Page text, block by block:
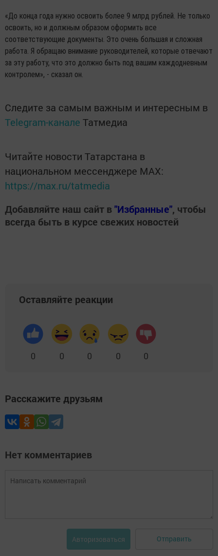
«До конца года нужно освоить более 9 млрд рублей. Не только
освоить, но и должным образом оформить все
соответствующие документы. Это очень большая и сложная
работа. Я обращаю внимание руководителей, которые отвечают
за эту работу, что это должно быть под вашим каждодневным
контролем», - сказал он.
Следите за самым важным и интересным в
Telegram-канале Татмедиа
Читайте новости Татарстана в
национальном мессенджере MАХ:
https://max.ru/tatmedia
Добавляйте наш сайт в"Избранные", чтобы
всегда быть в курсе свежих новостей
Оставляйте реакции
0 0 0 0 0
Расскажите друзьям
Нет комментариев
Авторизоваться Отправить